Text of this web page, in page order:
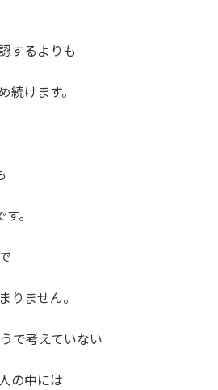
するよりも
続けます。
。
りません。
で考えていない
の中には